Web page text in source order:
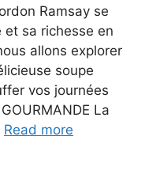
Ramsay se
et sa richesse en
allons explorer
soupe
vos journées
La
Read more